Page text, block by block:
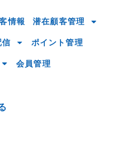
情報 潜在顧客管理
信 ポイント管理
会員管理